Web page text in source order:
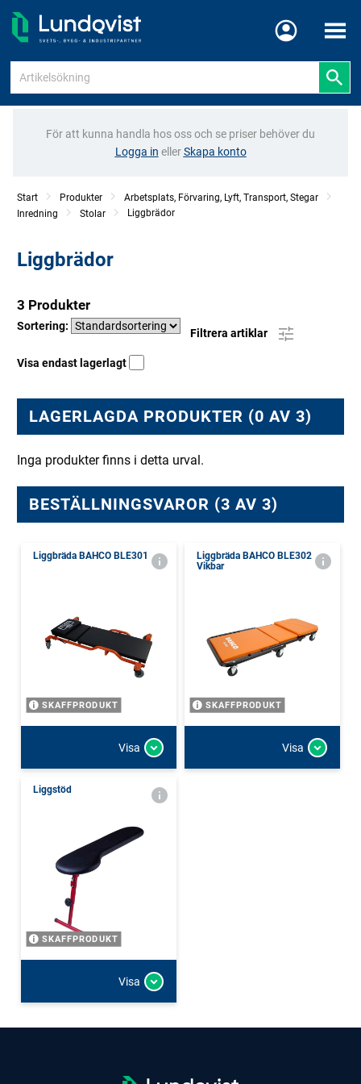
Meny
För att kunna handla hos oss och se priser behöver du
Logga in ellerSkapa konto
Start Produkter
Arbetsplats, Förvaring, Lyft, Transport, Stegar
Inredning
Stolar Liggbrädor
Liggbrädor
3 Produkter
Sortering:
Filtrera artiklar
Visa endast lagerlagt
LAGERLAGDA PRODUKTER (0 AV 3)
Inga produkter finns i detta urval.
BESTÄLLNINGSVAROR (3 AV 3)
Liggbräda BAHCO BLE301
SKAFFPRODUKT
Visa
Liggbräda BAHCO BLE302
Vikbar
SKAFFPRODUKT
Visa
Liggstöd
SKAFFPRODUKT
Visa